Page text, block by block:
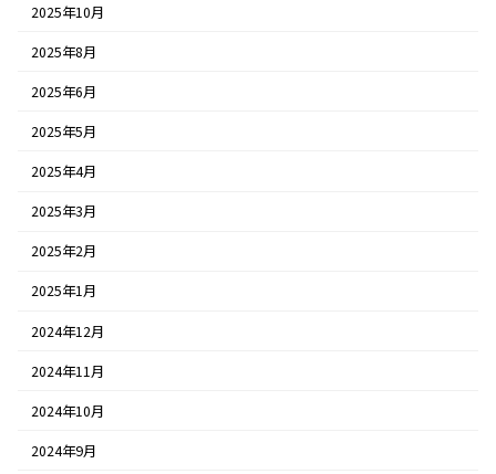
2025年10月
2025年8月
2025年6月
2025年5月
2025年4月
2025年3月
2025年2月
2025年1月
2024年12月
2024年11月
2024年10月
2024年9月